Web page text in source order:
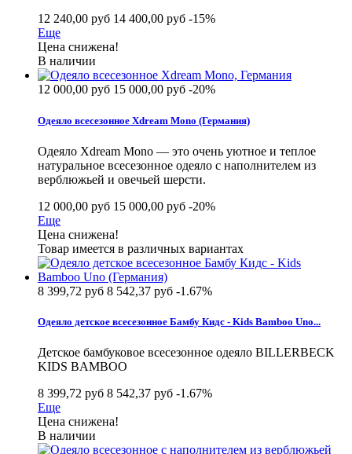
12 240,00 руб 14 400,00 руб -15%
Еще
Цена снижена!
В наличии
12 000,00 руб 15 000,00 руб -20%
Одеяло всесезонное Xdream Mono (Германия)
Одеяло Xdream Mono — это очень уютное и теплое
натуральное всесезонное одеяло с наполнителем из
верблюжьей и овечьей шерсти.
12 000,00 руб 15 000,00 руб -20%
Еще
Цена снижена!
Товар имеется в различных вариантах
8 399,72 руб 8 542,37 руб -1.67%
Одеяло детское всесезонное Бамбу Кидс - Kids Bamboo Uno...
Детское бамбуковое всесезонное одеяло BILLERBECK
KIDS BAMBOO
8 399,72 руб 8 542,37 руб -1.67%
Еще
Цена снижена!
В наличии